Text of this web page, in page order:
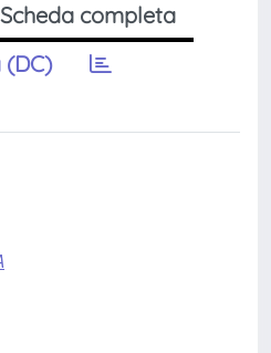
Scheda completa